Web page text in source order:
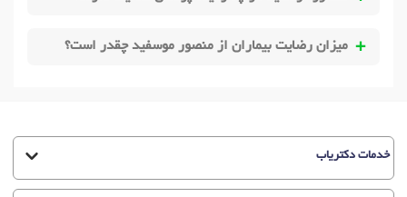
میزان رضایت بیماران از منصور موسفید چقدر است؟
خدمات دکتریاب